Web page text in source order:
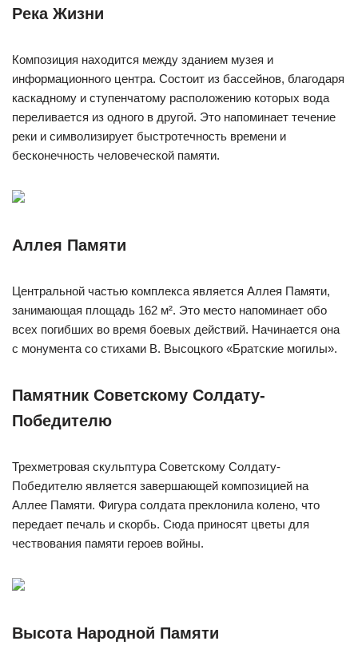
Река Жизни
Композиция находится между зданием музея и
информационного центра. Состоит из бассейнов, благодаря
каскадному и ступенчатому расположению которых вода
переливается из одного в другой. Это напоминает течение
реки и символизирует быстротечность времени и
бесконечность человеческой памяти.
Аллея Памяти
Центральной частью комплекса является Аллея Памяти,
занимающая площадь 162 м². Это место напоминает обо
всех погибших во время боевых действий. Начинается она
с монумента со стихами В. Высоцкого «Братские могилы».
Памятник Советскому Солдату-
Победителю
Трехметровая скульптура Советскому Солдату-
Победителю является завершающей композицией на
Аллее Памяти. Фигура солдата преклонила колено, что
передает печаль и скорбь. Сюда приносят цветы для
чествования памяти героев войны.
Высота Народной Памяти